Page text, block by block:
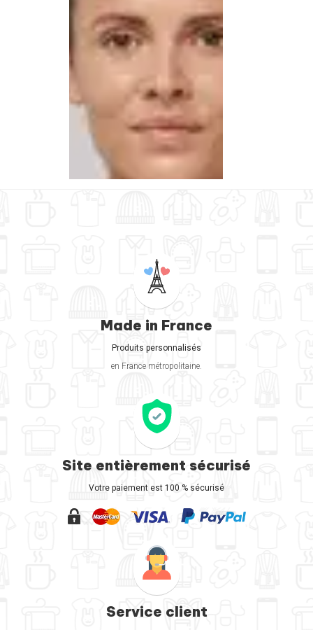
Made in France
Produits personnalisés
en France métropolitaine.
Site entièrement sécurisé
Votre paiement est 100 % sécurisé
Service client